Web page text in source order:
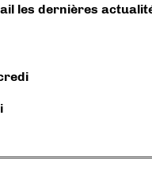
les dernières